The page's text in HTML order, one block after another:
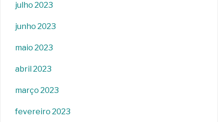
julho 2023
junho 2023
maio 2023
abril 2023
março 2023
fevereiro 2023